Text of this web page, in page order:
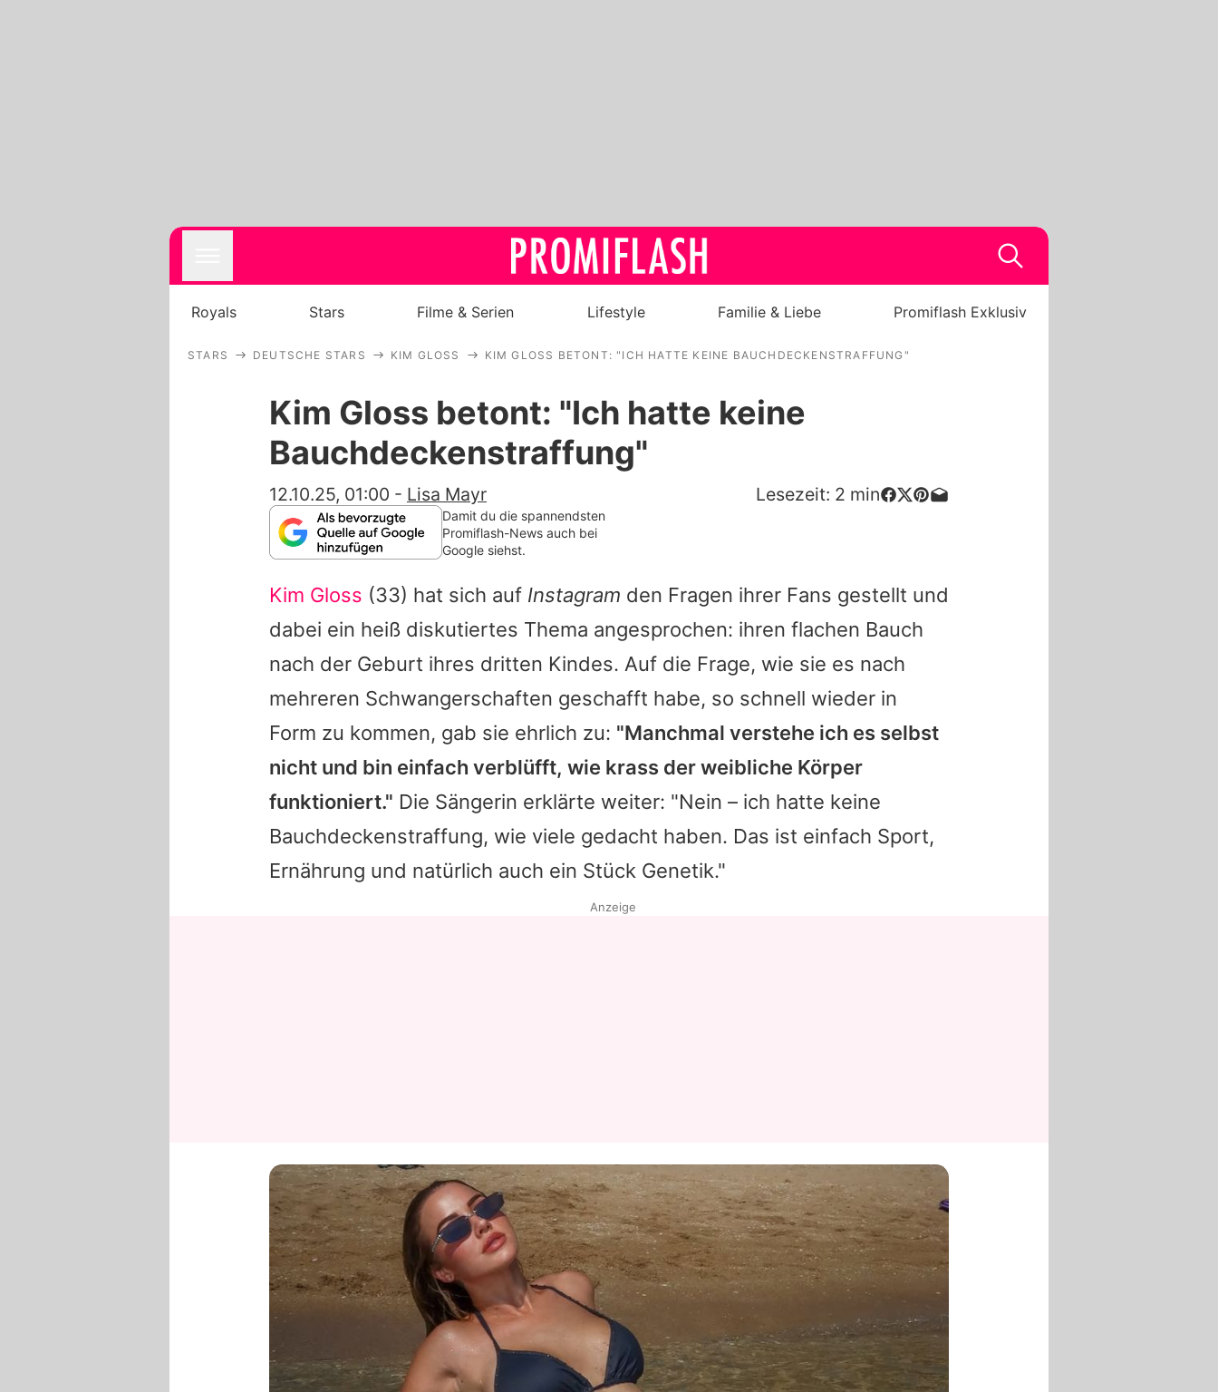
Royals
Stars
Filme & Serien
Lifestyle
Familie & Liebe
Alle Themen auf Promiflash
App runterladen
Team
Redaktionelle Richtlinien
Impressum
Datenschutzerklärung
Nutzungsbedingungen
Royals Stars Filme & Serien Lifestyle Familie & Liebe Promiflash Exklusiv
STARS DEUTSCHE STARS KIM GLOSS KIM GLOSS BETONT: "ICH HATTE KEINE BAUCHDECKENSTRAFFUNG"
Kim Gloss betont: "Ich hatte keine
Bauchdeckenstraffung"
12.10.25, 01:00 - Lisa Mayr Lesezeit: 2 min
Damit du die spannendsten
Promiflash-News auch bei
Google siehst.
Kim Gloss (33) hat sich auf Instagram den Fragen ihrer Fans gestellt und
dabei ein heiß diskutiertes Thema angesprochen: ihren flachen Bauch
nach der Geburt ihres dritten Kindes. Auf die Frage, wie sie es nach
mehreren Schwangerschaften geschafft habe, so schnell wieder in
Form zu kommen, gab sie ehrlich zu: "Manchmal verstehe ich es selbst
nicht und bin einfach verblüfft, wie krass der weibliche Körper
funktioniert." Die Sängerin erklärte weiter: "Nein – ich hatte keine
Bauchdeckenstraffung, wie viele gedacht haben. Das ist einfach Sport,
Ernährung und natürlich auch ein Stück Genetik."
Anzeige